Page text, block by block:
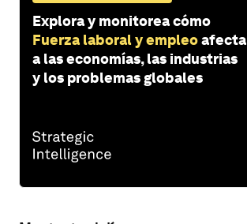
Explora y monitorea cómo
Fuerza laboral y empleoafecta
a las economías, las industrias
y los problemas globales